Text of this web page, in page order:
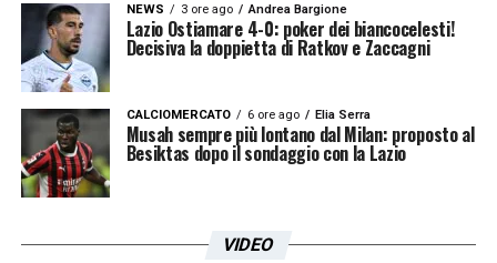
In sintesi, laLazioha tutte le motivazioni per
affrontare la finale di Coppa Italia con
RomagnolieGilasarà cruciale per portare la
squadra verso il tanto ambito trofeo.
LA PLAYLIST DELLE NOSTRE TOP NEWS
NEWS 3 ore ago Andrea Bargione
Lazio Ostiamare 4-0: poker dei biancocelesti!
Decisiva la doppietta di Ratkov e Zaccagni
CALCIOMERCATO 6 ore ago Elia Serra
Musah sempre più lontano dal Milan: proposto al
Besiktas dopo il sondaggio con la Lazio
VIDEO